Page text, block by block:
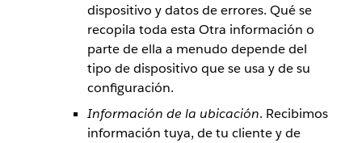
dispositivo y datos de errores. Qué se
recopila toda esta Otra información o
parte de ella a menudo depende del
tipo de dispositivo que se usa y de su
configuración.
Información de la ubicación. Recibimos
información tuya, de tu cliente y de